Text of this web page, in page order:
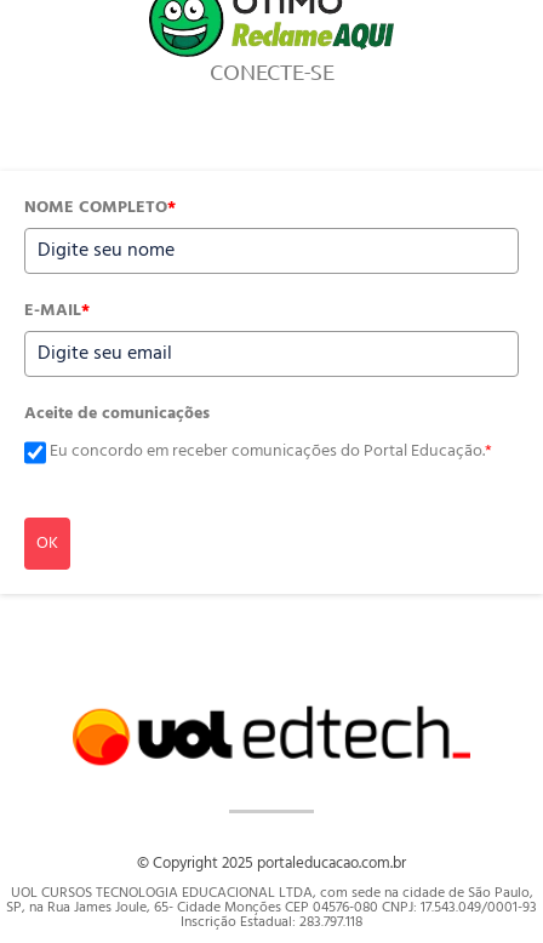
CONECTE-SE
NOME COMPLETO*
E-MAIL*
Aceite de comunicações
Eu concordo em receber comunicações do Portal Educação.*
OK
© Copyright 2025 portaleducacao.com.br
UOL CURSOS TECNOLOGIA EDUCACIONAL LTDA, com sede na cidade de São Paulo,
SP, na Rua James Joule, 65- Cidade Monções CEP 04576-080 CNPJ: 17.543.049/0001-93
Inscrição Estadual: 283.797.118